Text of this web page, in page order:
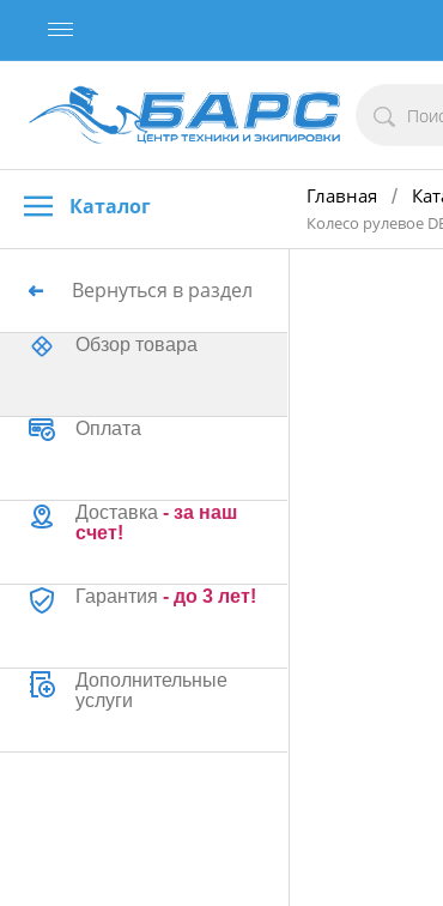
Каталог Главная /
Колесо рулевое
Вернуться в раздел
Обзор товара
Оплата
Доставка - за наш
счет!
Гарантия - до 3 лет!
Дополнительные
услуги